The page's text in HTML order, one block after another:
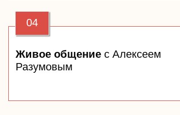
04
Живое общение с Алексеем
Разумовым